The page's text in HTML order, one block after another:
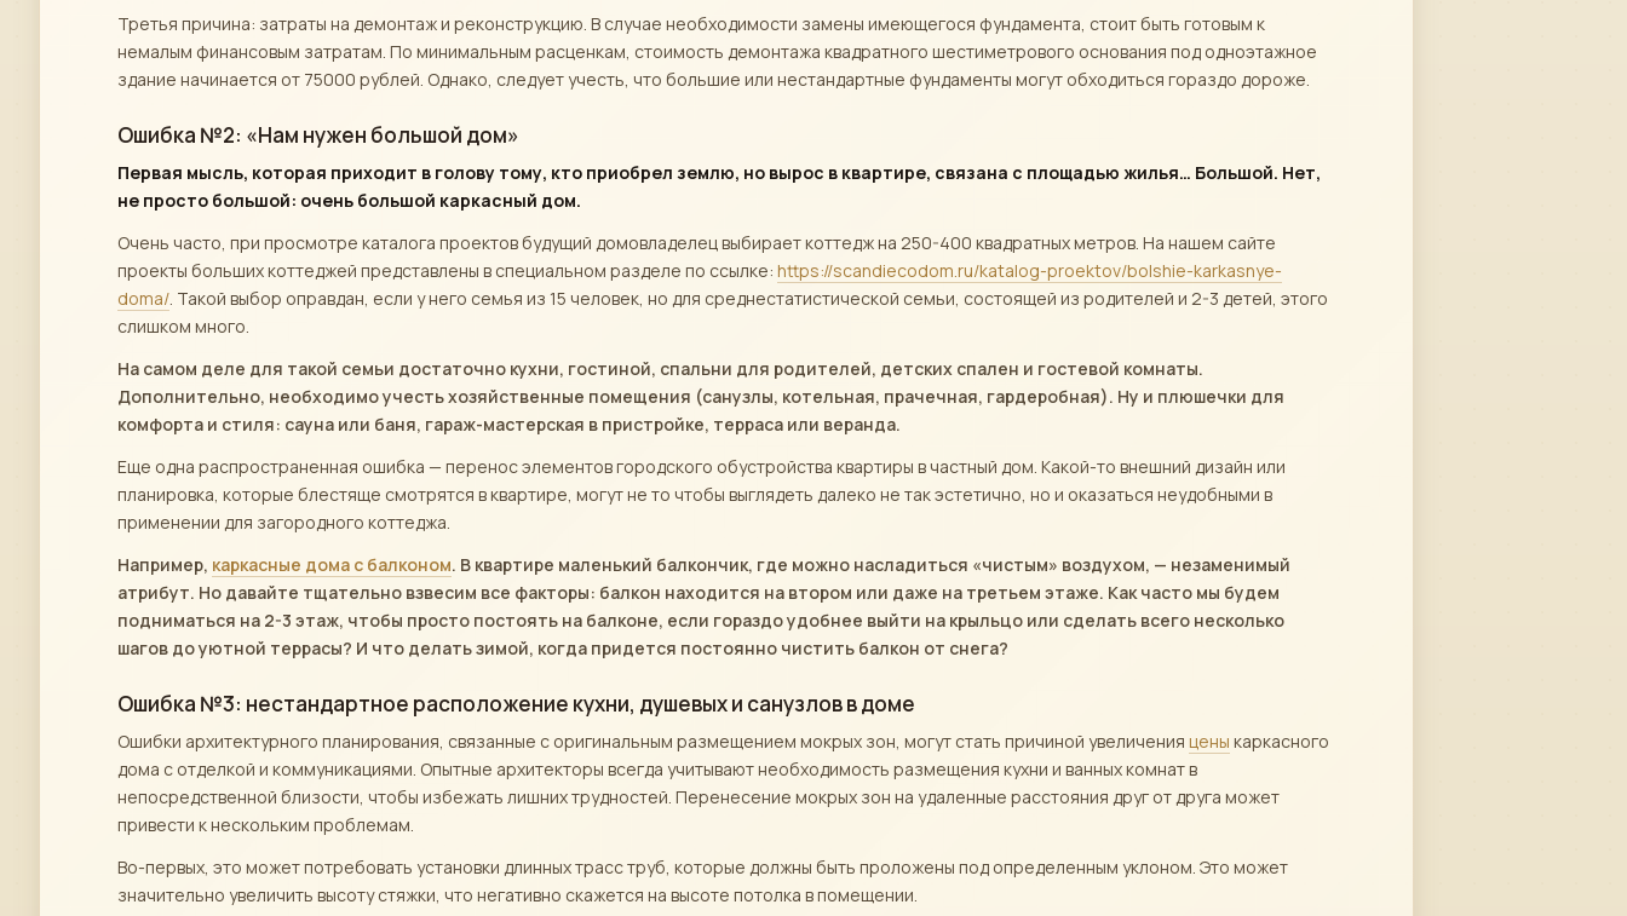
Третья причина: затраты на демонтаж и реконструкцию. В случае необходимости замены имеющегося фундамента, стоит быть готовым к
немалым финансовым затратам. По минимальным расценкам, стоимость демонтажа квадратного шестиметрового основания под одноэтажное
здание начинается от 75000 рублей. Однако, следует учесть, что большие или нестандартные фундаменты могут обходиться гораздо дороже.
Ошибка №2: «Нам нужен большой дом»
Первая мысль, которая приходит в голову тому, кто приобрел землю, но вырос в квартире, связана с площадью жилья… Большой. Нет,
не просто большой: очень большой каркасный дом.
Очень часто, при просмотре каталога проектов будущий домовладелец выбирает коттедж на 250-400 квадратных метров. На нашем сайте
проекты больших коттеджей представлены в специальном разделе по ссылке: https://scandiecodom.ru/katalog-proektov/bolshie-karkasnye-
doma/. Такой выбор оправдан, если у него семья из 15 человек, но для среднестатистической семьи, состоящей из родителей и 2-3 детей, этого
слишком много.
На самом деле для такой семьи достаточно кухни, гостиной, спальни для родителей, детских спален и гостевой комнаты.
Дополнительно, необходимо учесть хозяйственные помещения (санузлы, котельная, прачечная, гардеробная). Ну и плюшечки для
комфорта и стиля: сауна или баня, гараж-мастерская в пристройке, терраса или веранда.
Еще одна распространенная ошибка — перенос элементов городского обустройства квартиры в частный дом. Какой-то внешний дизайн или
планировка, которые блестяще смотрятся в квартире, могут не то чтобы выглядеть далеко не так эстетично, но и оказаться неудобными в
применении для загородного коттеджа.
Например, каркасные дома с балконом. В квартире маленький балкончик, где можно насладиться «чистым» воздухом, — незаменимый
атрибут. Но давайте тщательно взвесим все факторы: балкон находится на втором или даже на третьем этаже. Как часто мы будем
подниматься на 2-3 этаж, чтобы просто постоять на балконе, если гораздо удобнее выйти на крыльцо или сделать всего несколько
шагов до уютной террасы? И что делать зимой, когда придется постоянно чистить балкон от снега?
Ошибка №3: нестандартное расположение кухни, душевых и санузлов в доме
Ошибки архитектурного планирования, связанные с оригинальным размещением мокрых зон, могут стать причиной увеличения цены каркасного
дома с отделкой и коммуникациями. Опытные архитекторы всегда учитывают необходимость размещения кухни и ванных комнат в
непосредственной близости, чтобы избежать лишних трудностей. Перенесение мокрых зон на удаленные расстояния друг от друга может
привести к нескольким проблемам.
Во-первых, это может потребовать установки длинных трасс труб, которые должны быть проложены под определенным уклоном. Это может
значительно увеличить высоту стяжки, что негативно скажется на высоте потолка в помещении.